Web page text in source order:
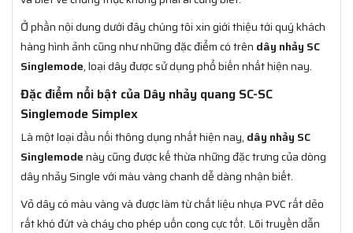
Ở phần nội dung dưới đây chúng tôi xin giới thiệu tới quý khách
hàng hình ảnh cũng như những đặc điểm có trên dây nhảy SC
Singlemode, loại dây được sử dụng phổ biến nhất hiện nay.
Đặc điểm nổi bật của Dây nhảy quang SC-SC
Singlemode Simplex
Là một loại đầu nối thông dụng nhất hiện nay, dây nhảy SC
Singlemodenày cũng được kế thừa những đặc trưng của dòng
dây nhảy Single với màu vàng chanh dễ dàng nhận biết.
Vỏ dây có màu vàng và được làm từ chất liệu nhựa PVC rất dẻo
rất khó đứt và cháy cho phép uốn cong cực tốt. Lõi truyền dẫn